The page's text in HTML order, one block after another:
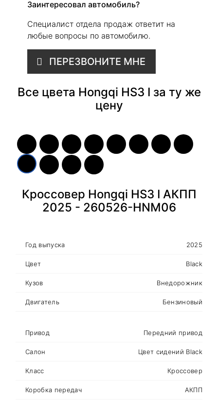
Заинтересовал автомобиль?
Специалист отдела продаж ответит на
любые вопросы по автомобилю.
ПЕРЕЗВОНИТЕ МНЕ
Все цвета Hongqi HS3 I за ту же
цену
Кроссовер Hongqi HS3 I АКПП
2025 - 260526-HNM06
Год выпуска 2025
Цвет Black
Кузов Внедорожник
Двигатель Бензиновый
Привод Передний привод
Салон Цвет сидений Black
Класс Кроссовер
Коробка передач АКПП